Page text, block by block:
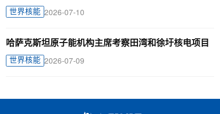
世界核能 2026-07-10
哈萨克斯坦原子能机构主席考察田湾和徐圩核电项目
世界核能 2026-07-09